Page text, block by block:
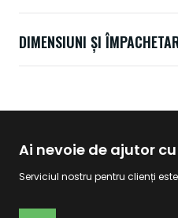
DIMENSIUNI ȘI
Ai nevoie de ajutor
Serviciul nostru pentru clienți